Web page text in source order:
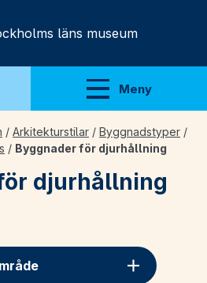
läns museum
Meny
Visa meny
/ Arkitekturstilar / Byggnadstyper /
/ Byggnader för djurhållning
djurhållning